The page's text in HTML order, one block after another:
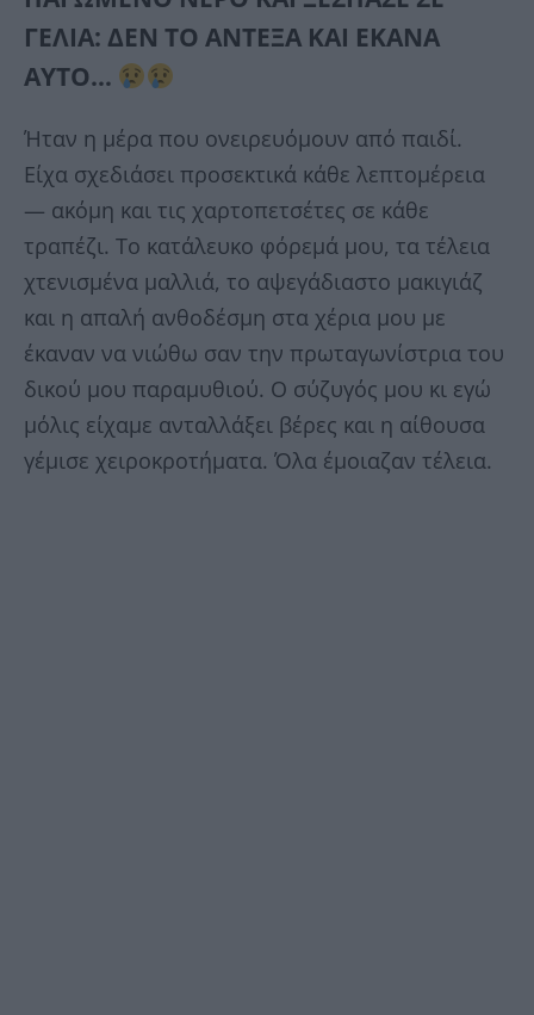
ΓΕΛΙΑ: ΔΕΝ ΤΟ ΑΝΤΕΞΑ ΚΑΙ ΕΚΑΝΑ
ΑΥΤΟ…
Ήταν η μέρα που ονειρευόμουν από παιδί.
Είχα σχεδιάσει προσεκτικά κάθε λεπτομέρεια
— ακόμη και τις χαρτοπετσέτες σε κάθε
τραπέζι. Το κατάλευκο φόρεμά μου, τα τέλεια
χτενισμένα μαλλιά, το αψεγάδιαστο μακιγιάζ
και η απαλή ανθοδέσμη στα χέρια μου με
έκαναν να νιώθω σαν την πρωταγωνίστρια του
δικού μου παραμυθιού. Ο σύζυγός μου κι εγώ
μόλις είχαμε ανταλλάξει βέρες και η αίθουσα
γέμισε χειροκροτήματα. Όλα έμοιαζαν τέλεια.